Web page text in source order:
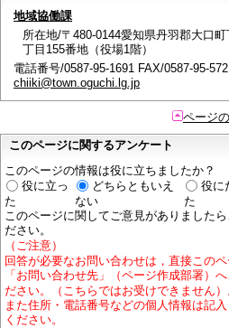
地域協働課
所在地/〒480-0144愛知県丹羽郡大口
丁目155番地（役場1階）
電話番号/0587-95-1691 FAX/0587-95-
chiiki@town.oguchi.lg.jp
ページ
このページに関するアンケート
このページの情報は役に立ちましたか？
役に立っ
た
どちらともいえ
ない
役に
た
このページに関してご意見がありましたら
ださい。
（ご注意）
回答が必要なお問い合わせは，直接この
「お問い合わせ先」（ページ作成部署）へ
ださい。（こちらではお受けできません）
また住所・電話番号などの個人情報は記
ください。